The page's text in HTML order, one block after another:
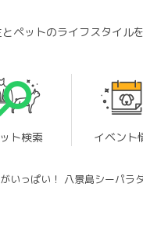
ペットのライフスタイル
ト検索 イベント
いっぱい！ 八景島シーパラ